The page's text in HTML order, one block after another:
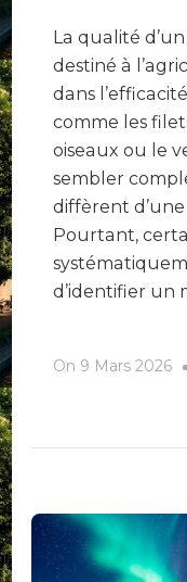
La qualité
destiné à
dans
comme les
oiseaux ou le
sembler
diffèrent
Pourtant,
d’identifier un
On 9 Mars 2026